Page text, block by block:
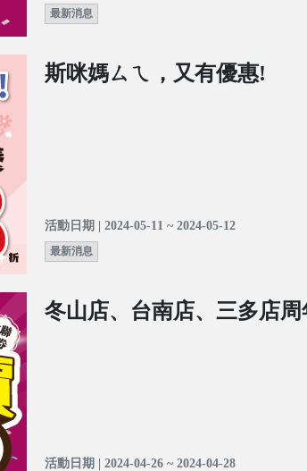
最新消息
斯咪媽ㄙㄟ，又有優惠!
活動日期 | 2024-05-11 ~ 2024-05-12
最新消息
冬山店、台南店、三多店周
活動日期 | 2024-04-26 ~ 2024-04-28